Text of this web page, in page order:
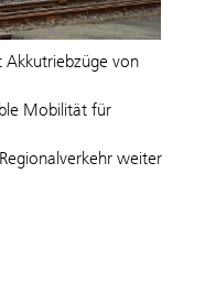
Akkutriebzüge von
Mobilität für
weiter